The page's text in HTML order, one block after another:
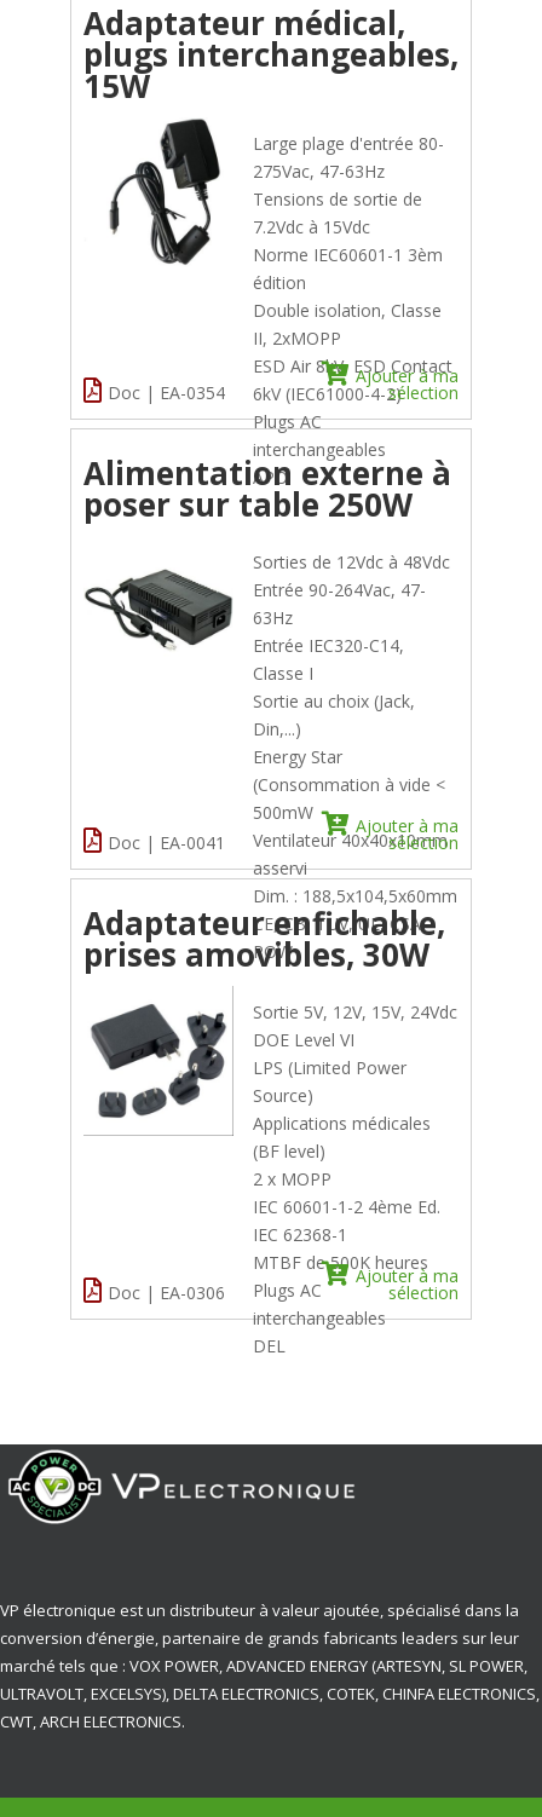
Adaptateur médical,
plugs interchangeables,
15W
Large plage d'entrée 80-
275Vac, 47-63Hz
Tensions de sortie de
7.2Vdc à 15Vdc
Norme IEC60601-1 3èm
édition
Double isolation, Classe
II, 2xMOPP
ESD Air 8kV, ESD Contact
6kV (IEC61000-4-2)
Plugs AC
interchangeables
APO
Ajouter à ma
sélection
Doc | EA-0354
Alimentation externe à
poser sur table 250W
Sorties de 12Vdc à 48Vdc
Entrée 90-264Vac, 47-
63Hz
Entrée IEC320-C14,
Classe I
Sortie au choix (Jack,
Din,...)
Energy Star
(Consommation à vide <
500mW
Ventilateur 40x40x10mm
asservi
Dim. : 188,5x104,5x60mm
CE, CB, TUV, UL, CSA
POW
Ajouter à ma
sélection
Doc | EA-0041
Adaptateur enfichable,
prises amovibles, 30W
Sortie 5V, 12V, 15V, 24Vdc
DOE Level VI
LPS (Limited Power
Source)
Applications médicales
(BF level)
2 x MOPP
IEC 60601-1-2 4ème Ed.
IEC 62368-1
MTBF de 500K heures
Plugs AC
interchangeables
DEL
Ajouter à ma
sélection
Doc | EA-0306
VP électronique est un distributeur à valeur ajoutée, spécialisé dans la
conversion d’énergie, partenaire de grands fabricants leaders sur leur
marché tels que : VOX POWER, ADVANCED ENERGY (ARTESYN, SL POWER,
ULTRAVOLT, EXCELSYS), DELTA ELECTRONICS, COTEK, CHINFA ELECTRONICS,
CWT, ARCH ELECTRONICS.